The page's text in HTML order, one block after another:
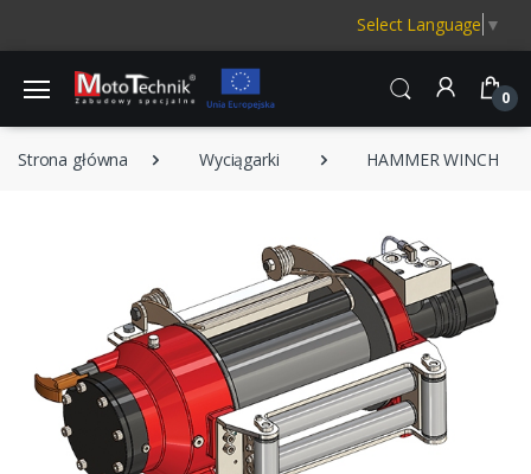
Select Language ▼
0
Strona główna Wyciągarki HAMMER WINCH